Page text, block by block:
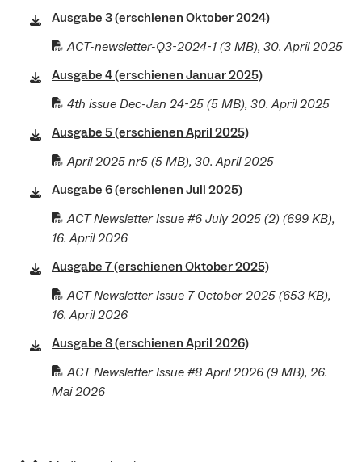
Ausgabe 3 (erschienen Oktober 2024)
ACT-newsletter-Q3-2024-1 (3 MB), 30. April 2025
Ausgabe 4 (erschienen Januar 2025)
4th issue Dec-Jan 24-25 (5 MB), 30. April 2025
Ausgabe 5 (erschienen April 2025)
April 2025 nr5 (5 MB), 30. April 2025
Ausgabe 6 (erschienen Juli 2025)
ACT Newsletter Issue #6 July 2025 (2) (699 KB),
16. April 2026
Ausgabe 7 (erschienen Oktober 2025)
ACT Newsletter Issue 7 October 2025 (653 KB),
16. April 2026
Ausgabe 8 (erschienen April 2026)
ACT Newsletter Issue #8 April 2026 (9 MB), 26.
Mai 2026